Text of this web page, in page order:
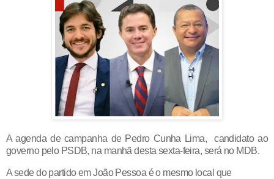
A agenda de campanha de Pedro Cunha Lima, candidato ao
governo pelo PSDB, na manhã desta sexta-feira, será no MDB.
A sede do partido em João Pessoa é o mesmo local que